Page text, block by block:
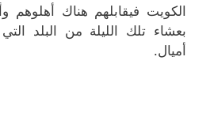
الكويت فيقابلهم هناك أهلوهم
بعشاء تلك الليلة من البلد
أميال.